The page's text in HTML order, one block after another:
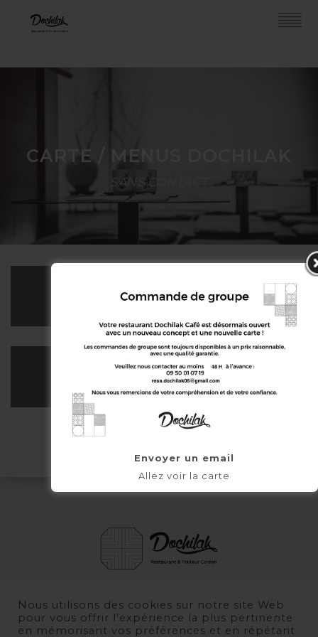
CARTE / MENUS DOCHILAK
SANS CONTACT
Nous utilisons des cookies sur notre site Web
pour vous offrir l'expérience la plus pertinente
en mémorisant vos préférences et en répétant
Envoyer un email
Allez voir la carte